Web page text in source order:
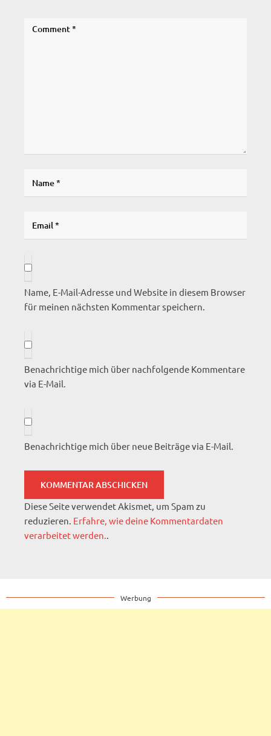
Name, E-Mail-Adresse und Website in diesem Browser
für meinen nächsten Kommentar speichern.
Benachrichtige mich über nachfolgende Kommentare
via E-Mail.
Benachrichtige mich über neue Beiträge via E-Mail.
Diese Seite verwendet Akismet, um Spam zu
reduzieren. Erfahre, wie deine Kommentardaten
verarbeitet werden..
Werbung